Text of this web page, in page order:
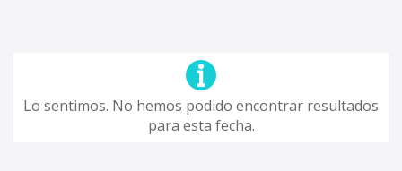
Lo sentimos. No hemos podido encontrar resultados
para esta fecha.